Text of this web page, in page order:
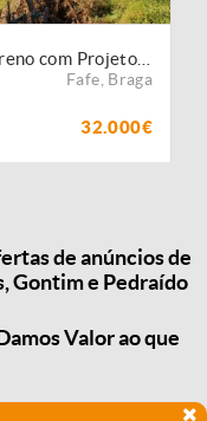
Fafe Braga
32.000€
de anúncios de
Gontim e Pedraído
Valor ao que